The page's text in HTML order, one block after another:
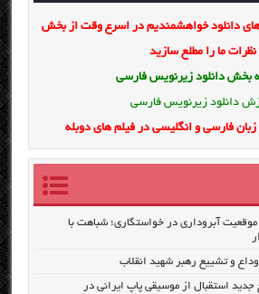
دانلود خواهشمندیم در اسرع وقت از بخش
نظرات ما را مطلع سازید
بخش دانلود زیرنویس فارسی
دانلود زیرنویس فارسی
فارسی و انگلیسی در فیلم های دوبله
آبروداری در خواستگاری؛ شباهت با
جدید استقبال از موسیقی پاپ ایرانی در